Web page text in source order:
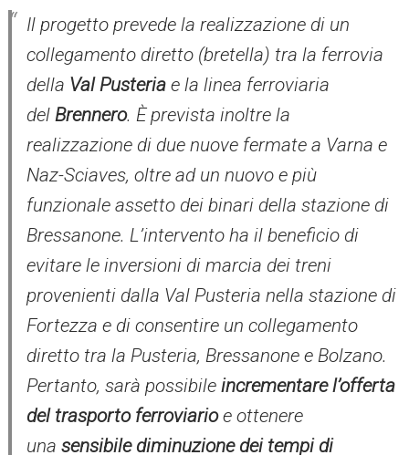
Il progetto prevede la realizzazione di un
collegamento diretto (bretella) tra la ferrovia
della Val Pusteriae la linea ferroviaria
delBrennero. È prevista inoltre la
realizzazione di due nuove fermate a Varna e
Naz-Sciaves, oltre ad un nuovo e più
funzionale assetto dei binari della stazione di
Bressanone. L’intervento ha il beneficio di
evitare le inversioni di marcia dei treni
provenienti dalla Val Pusteria nella stazione di
Fortezza e di consentire un collegamento
diretto tra la Pusteria, Bressanone e Bolzano.
Pertanto, sarà possibileincrementare l’offerta
del trasporto ferroviarioe ottenere
unasensibile diminuzione dei tempi di